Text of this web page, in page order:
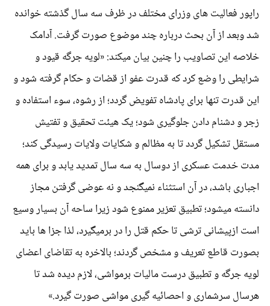
راپور فعالیت های وزرای مختلف در ظرف سه سال گذشته خوانده
شد وبعد از آن بحث درباره چند موضوع صورت گرفت. آدامک
خلاصه این تصاویب را چنین بیان میکند: «لویه جرگه قیود و
شرایطی را وضع کرد که قدرت عفو از قضات و حکام گرفته شود و
این قدرت تنها برای پادشاه تفویض گردد؛ از رشوه، سوء استفاده و
زجر و دشنام دادن جلوگیری شود؛ یک هیئت تحقیق و تفتیش
مستقل تشکیل گردد تا به مظالم و شکایات ولایات رسیدگی کند؛
مدت خدمت عسکری از دوسال به سه سال تمدید یابد و برای همه
اجباری باشد، در آن استثناء نمیگنجد و نه عوضی گرفتن مجاز
دانسته میشود؛ تطبیق تعزیر ممنوع شود زیرا ساحه آن بسیار وسیع
است ازپیشانی ترشی تا حکم قتل را در برمیگیرد، لذا جزا ها باید
بصورت قاطع تعریف و مشخص گردند؛ بالاخره به تقاضای اعضای
لویه جرگه و تطبیق درست مالیات برمواشی، لازم دیده شد تا
هرسال سرشماری و احصائیه گیری مواشی صورت گیرد.»